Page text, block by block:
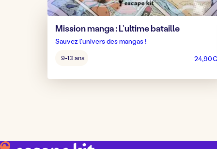
Mission manga : L’ultime bataille
Sauvez l'univers des mangas !
pour
:
9-13 ans 24,90€